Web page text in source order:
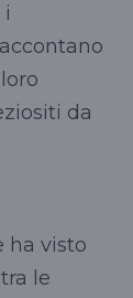
da
ha visto
le